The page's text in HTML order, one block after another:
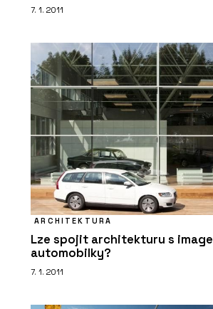
7. 1. 2011
ARCHITEKTURA
Lze spojit architekturu s image
automobilky?
7. 1. 2011